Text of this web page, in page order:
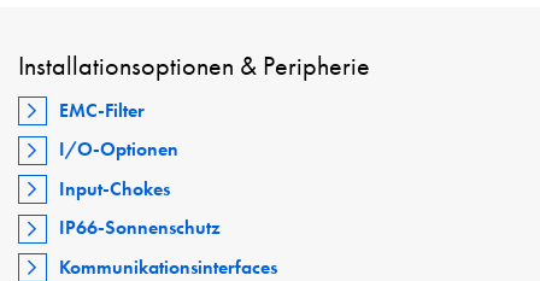
Installationsoptionen & Peripherie
EMC-Filter
I/O-Optionen
Input-Chokes
IP66-Sonnenschutz
Kommunikationsinterfaces